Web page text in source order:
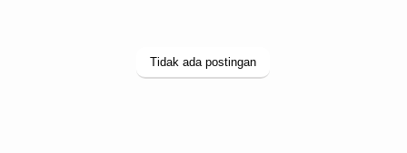
Tidak ada postingan